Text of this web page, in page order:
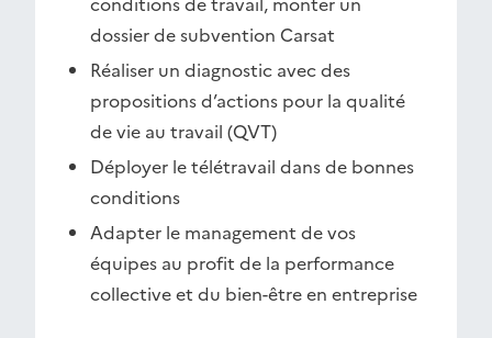
dossier de subvention Carsat
Réaliser un diagnostic avec des
propositions d’actions pour la qualité
de vie au travail (QVT)
Déployer le télétravail dans de bonnes
conditions
Adapter le management de vos
équipes au profit de la performance
collective et du bien-être en entreprise